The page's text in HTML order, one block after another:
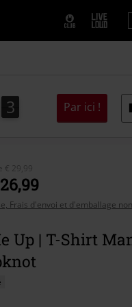
1
2
1 Par ici !
€ 29,99
Frais d'envoi et d'emballage
Up | T-Shirt